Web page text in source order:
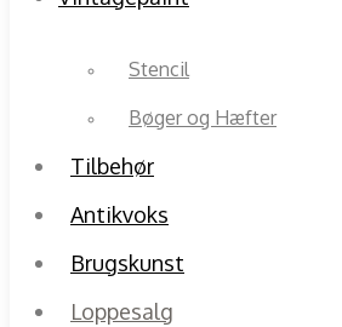
Stencil
Bøger og Hæfter
Tilbehør
Antikvoks
Brugskunst
Loppesalg